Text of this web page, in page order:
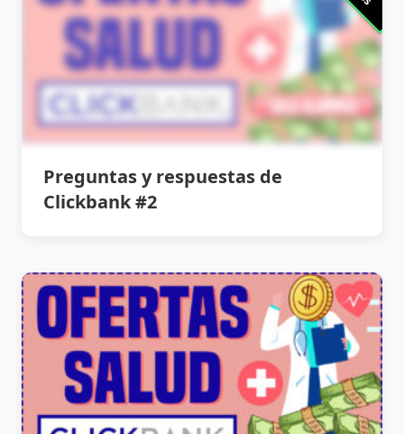
Preguntas y respuestas de
Clickbank #2